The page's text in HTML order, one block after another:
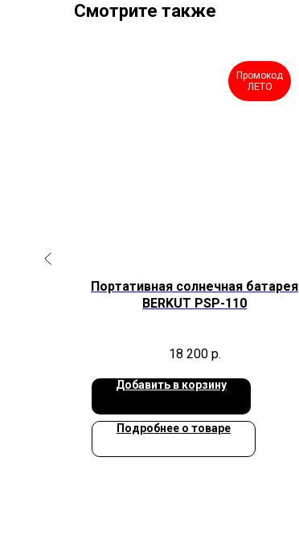
Смотрите также
Промокод
ЛЕТО
Портативная солнечная батарея
BERKUT PSP-110
18 200 р.
Добавить в корзину
Подробнее о товаре